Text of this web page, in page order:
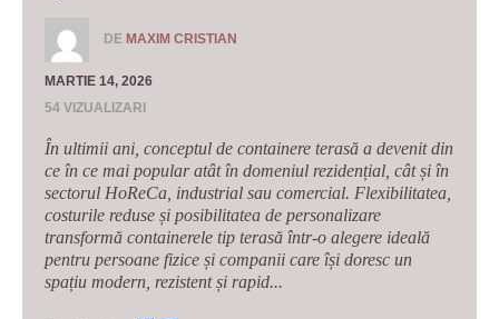
DE MAXIM CRISTIAN
MARTIE 14, 2026
54 VIZUALIZARI
În ultimii ani, conceptul de containere terasă a devenit din
ce în ce mai popular atât în domeniul rezidențial, cât și în
sectorul HoReCa, industrial sau comercial. Flexibilitatea,
costurile reduse și posibilitatea de personalizare
transformă containerele tip terasă într-o alegere ideală
pentru persoane fizice și companii care își doresc un
spațiu modern, rezistent și rapid...